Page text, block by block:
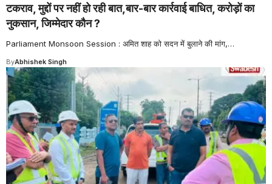
टकराव, मुद्दों पर नहीं हो रही बात,बार-बार कार्रवाई बाधित, करोड़ों का
नुकसान, जिम्मेदार कौन ?
Parliament Monsoon Session : अमित शाह को सदन में बुलाने की मांग,…
ByAbhishek Singh